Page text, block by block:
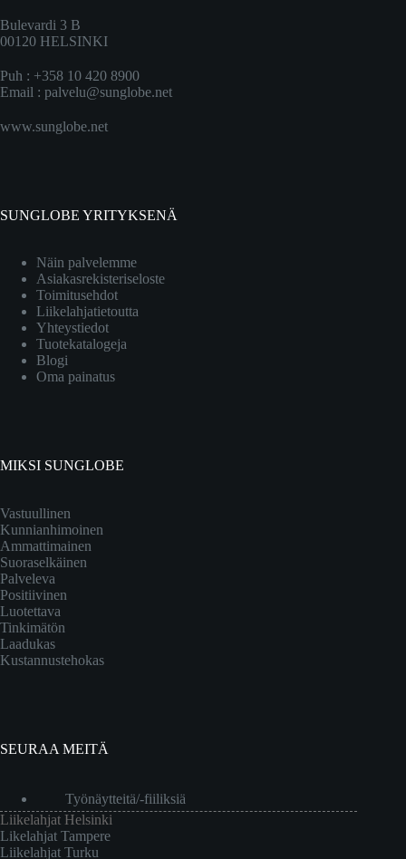
Bulevardi 3 B
00120 HELSINKI
Puh : +358 10 420 8900
Email : palvelu@sunglobe.net
www.sunglobe.net
SUNGLOBE YRITYKSENÄ
Näin palvelemme
Asiakasrekisteriseloste
Toimitusehdot
Liikelahjatietoutta
Yhteystiedot
Tuotekatalogeja
Blogi
Oma painatus
MIKSI SUNGLOBE
Vastuullinen
Kunnianhimoinen
Ammattimainen
Suoraselkäinen
Palveleva
Positiivinen
Luotettava
Tinkimätön
Laadukas
Kustannustehokas
SEURAA MEITÄ
Työnäytteitä/-fiiliksiä
Liikelahjat Helsinki
Likelahjat Tampere
Liikelahjat Turku